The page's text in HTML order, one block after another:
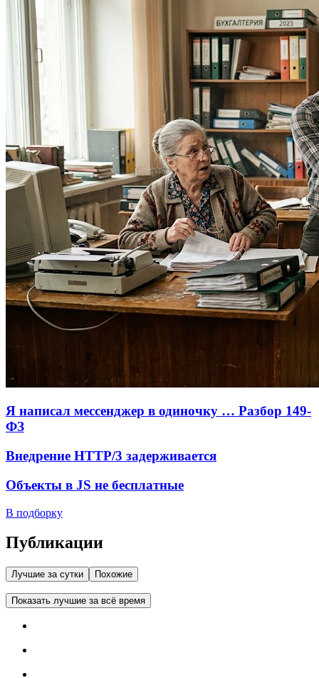
Я написал мессенджер в одиночку … Разбор 149-
ФЗ
Внедрение HTTP/3 задерживается
Объекты в JS не бесплатные
В подборку
Публикации
Лучшие за сутки Похожие
Показать лучшие за всё время